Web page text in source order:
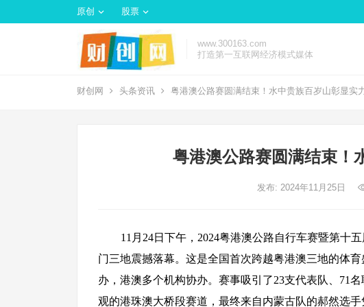
原创 股票
www.300163.com
打造第一互联网经济模式媒体
财创网 头条资讯 粤港澳公路赛圆满结束！水中贵族百岁山彰显实
粤港澳公路赛圆满结束！
发布: 2024年11月25日
11月24日下午，2024粤港澳公路自行车赛暨第十
门三地震撼落幕。这是全国首次跨越粤港澳三地的体
办，港澳多个机构协办。赛事吸引了23支代表队、71
观的港珠澳大桥段赛道，最终来自内蒙古队的郝然选